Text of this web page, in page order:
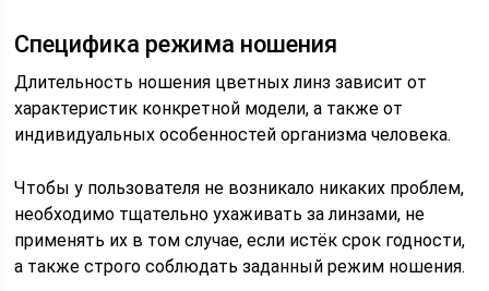
Специфика режима ношения
Длительность ношения цветных линз зависит от
характеристик конкретной модели, а также от
индивидуальных особенностей организма человека.
Чтобы у пользователя не возникало никаких проблем,
необходимо тщательно ухаживать за линзами, не
применять их в том случае, если истёк срок годности,
а также строго соблюдать заданный режим ношения.